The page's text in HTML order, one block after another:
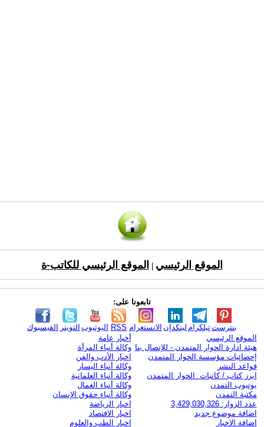
الموقع الرئيسي الموقع الرئيسي للكاتب-ة
تابعونا على:
الفيسبوك التويتر اليوتيوب RSS الانستغرام لينكدإن تيلكرامبنترست
الموقع الرئيسي
هيئة ادارة الحوار المتمدن - للإتصال بنا
إحصائيات مؤسسة الحوار المتمدن
قواعد النشر
ابرز كتاب / كاتبات الحوار المتمدن
يوتيوب التمدن
مكتبة التمدن
عدد الزوار: 3,429,030,326
اضافة موضوع جديد
اضافة الاخبار
أخبار عامة
وكالة أنباء المرأة
اخبار الأدب والفن
وكالة أنباء اليسار
وكالة أنباء العلمانية
وكالة أنباء العمال
وكالة أنباء حقوق الإنسان
اخبار الرياضة
اخبار الاقتصاد
اخبار الطب والعلوم